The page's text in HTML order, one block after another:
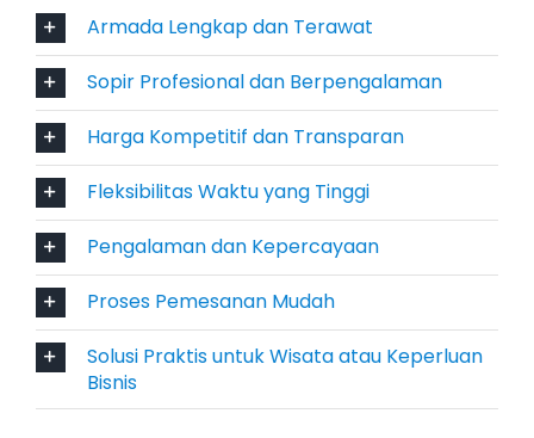
kapasitas besar
Hiace Premio Luxury – pengalaman
premium rombongan
Pilihan armada ini memastikan setiap
kebutuhan, baik perjalanan personal maupun
korporasi, dapat terpenuhi secara optimal.
Fasilitas dan Layanan yang
Ditawarkan
Armada Lengkap dan Terawat
Sopir Profesional dan Berpengalaman
Harga Kompetitif dan Transparan
Fleksibilitas Waktu yang Tinggi
Pengalaman dan Kepercayaan
Proses Pemesanan Mudah
Solusi Praktis untuk Wisata atau Keperluan
Bisnis